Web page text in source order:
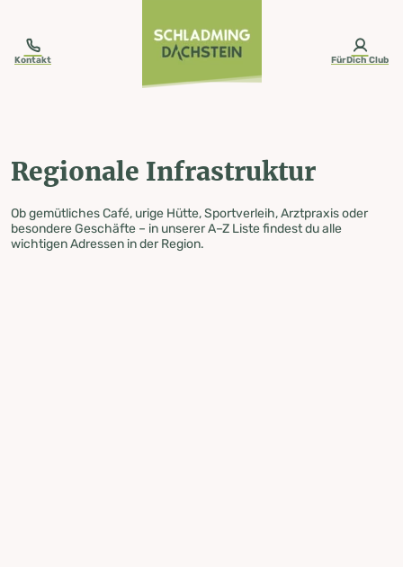
Kontakt FürDich Club
Regionale Infrastruktur
Ob gemütliches Café, urige Hütte, Sportverleih, Arztpraxis oder
besondere Geschäfte – in unserer A–Z Liste findest du alle
wichtigen Adressen in der Region.